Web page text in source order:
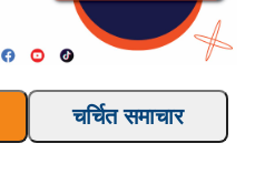
चर्चित समाचार